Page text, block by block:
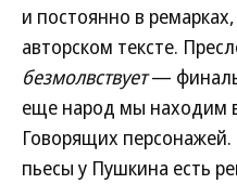
и постоянно в
авторском тексте.
безмолвствует—
еще народ мы находим
Говорящих персонажей.
пьесы у Пушкина есть